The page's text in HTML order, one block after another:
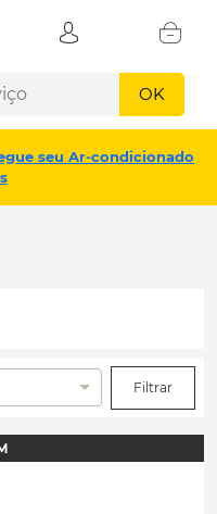
OK
seu Ar-condicionado
Filtrar